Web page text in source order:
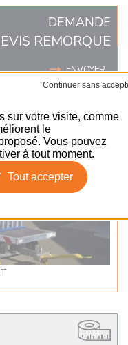
DEMANDE
REMORQUE
ENVOYER
sur votre visite, comme
le
Vous pouvez
à tout moment.
Tout accepter